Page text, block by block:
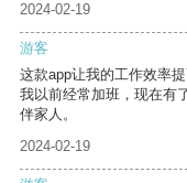
2024-02-19
游客
这款app让我的工作效率
我以前经常加班，现在有
伴家人。
2024-02-19